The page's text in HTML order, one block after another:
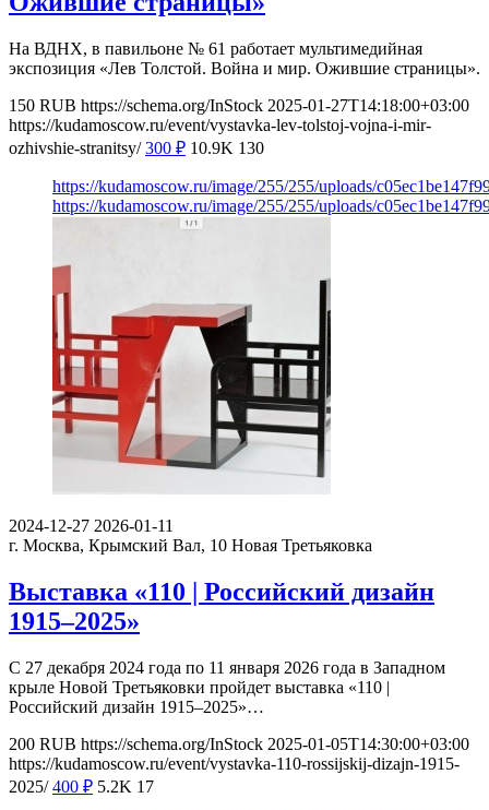
На ВДНХ, в павильоне № 61 работает мультимедийная
экспозиция «Лев Толстой. Война и мир. Ожившие страницы».
150 RUB https://schema.org/InStock 2025-01-27T14:18:00+03:00
https://kudamoscow.ru/event/vystavka-lev-tolstoj-vojna-i-mir-
ozhivshie-stranitsy/ 300 ₽ 10.9K 130
https://kudamoscow.ru/image/255/255/uploads/
https://kudamoscow.ru/image/255/255/uploads/
2024-12-27 2026-01-11
г. Москва, Крымский Вал, 10 Новая Третьяковка
Выставка «110 | Российский дизайн
1915–2025»
С 27 декабря 2024 года по 11 января 2026 года в Западном
крыле Новой Третьяковки пройдет выставка «110 |
Российский дизайн 1915–2025»…
200 RUB https://schema.org/InStock 2025-01-05T14:30:00+03:00
https://kudamoscow.ru/event/vystavka-110-rossijskij-dizajn-1915-
2025/ 400 ₽ 5.2K 17